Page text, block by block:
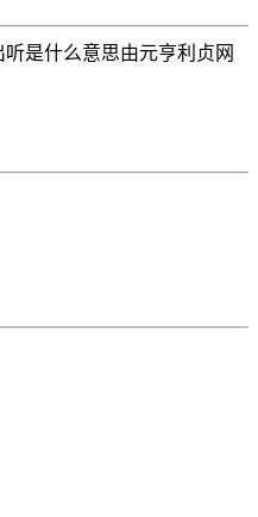
是什么意思由元亨利贞网